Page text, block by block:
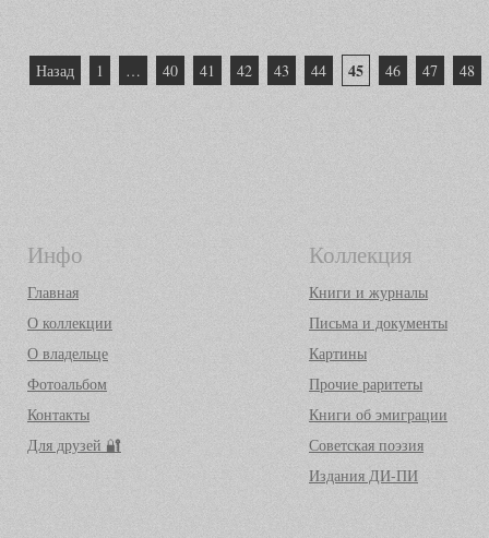
Пагинация
Назад 1 … 40 41 42 43 44 45 46 47 48
Инфо
Главная
О коллекции
О владельце
Фотоальбом
Контакты
Для друзей 🔐
Коллекция
Книги и журналы
Письма и документы
Картины
Прочие раритеты
Книги об эмиграции
Советская поэзия
Издания ДИ-ПИ